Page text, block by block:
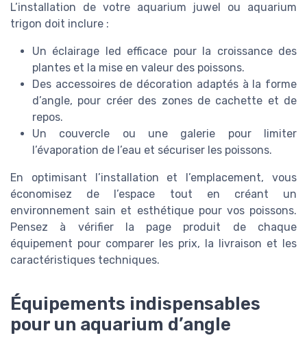
L’installation de votre aquarium juwel ou aquarium
trigon doit inclure :
Un éclairage led efficace pour la croissance des
plantes et la mise en valeur des poissons.
Des accessoires de décoration adaptés à la forme
d’angle, pour créer des zones de cachette et de
repos.
Un couvercle ou une galerie pour limiter
l’évaporation de l’eau et sécuriser les poissons.
En optimisant l’installation et l’emplacement, vous
économisez de l’espace tout en créant un
environnement sain et esthétique pour vos poissons.
Pensez à vérifier la page produit de chaque
équipement pour comparer les prix, la livraison et les
caractéristiques techniques.
Équipements indispensables
pour un aquarium d’angle